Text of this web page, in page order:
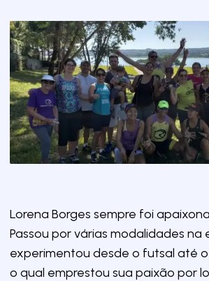
Lorena Borges sempre foi
Passou por várias modalidades na
experimentou desde o futsal até
o qual emprestou sua paixão por